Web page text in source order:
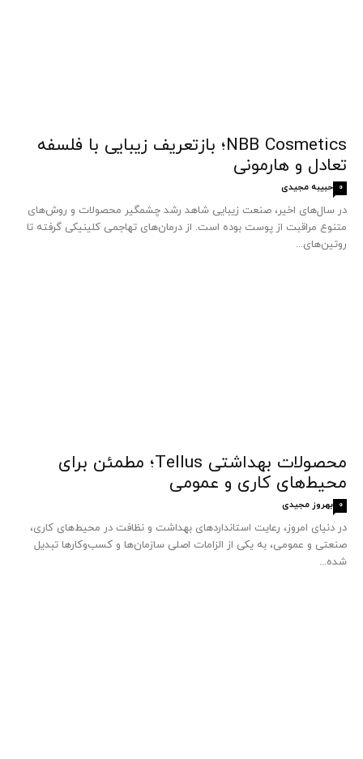
NBB Cosmetics؛ بازتعریف زیبایی با فلسفه
تعادل و هارمونی
حبیبه مجیدی 0
در سال‌های اخیر، صنعت زیبایی شاهد رشد چشمگیر محصولات و روش‌های
متنوع مراقبت از پوست بوده است. از درمان‌های تهاجمی کلینیکی گرفته تا
روتین‌های...
محصولات بهداشتی Tellus؛ مطمئن برای
محیط‌های کاری و عمومی
بهروز مجیدی 0
در دنیای امروز، رعایت استانداردهای بهداشت و نظافت در محیط‌های کاری،
صنعتی و عمومی، به یکی از الزامات اصلی سازمان‌ها و کسب‌وکارها تبدیل
شده...